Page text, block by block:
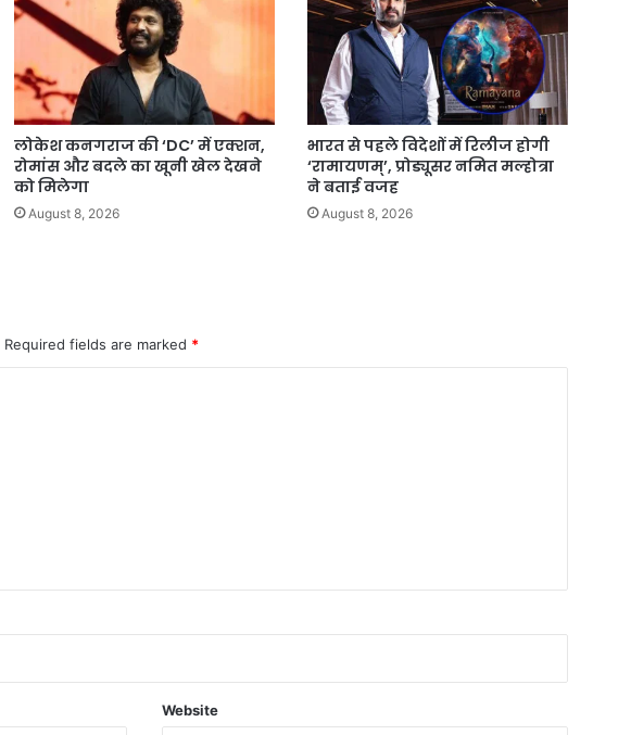
लोकेश कनगराज की ‘DC’ में एक्शन,
रोमांस और बदले का खूनी खेल देखने
को मिलेगा
August 8, 2026
भारत से पहले विदेशों में रिलीज होगी
‘रामायणम्’, प्रोड्यूसर नमित मल्होत्रा
ने बताई वजह
August 8, 2026
Required fields are marked *
Website